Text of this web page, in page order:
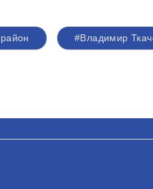
#Владимир